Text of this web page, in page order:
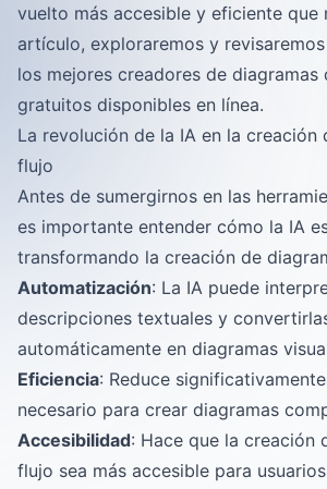
vuelto más accesible y eficiente que
artículo, exploraremos y
los mejores creadores de diagramas
gratuitos disponibles en línea.
La revolución de la IA en la creación
flujo
Antes de sumergirnos en las
es importante entender cómo la IA
transformando la creación de
Automatización: La IA puede
descripciones textuales y
automáticamente en diagramas
Eficiencia: Reduce
necesario para crear diagramas
Accesibilidad: Hace que la creación
flujo sea más accesible para